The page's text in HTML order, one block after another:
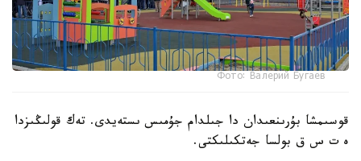
Фото: Валерий Бугаев
قوسىمشا بۇرىنعىدان دا جىلدام جۇمىس ىستەيدى. تەك قولىڭىزدا
ە ت س ق بولسا جەتكىلىكتى.